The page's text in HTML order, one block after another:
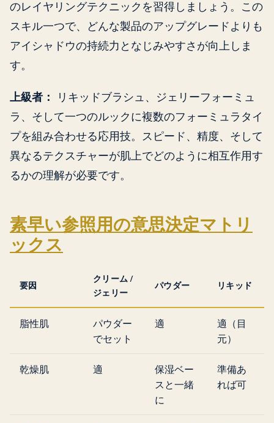
のレイヤリングテクニックを習得しましょう。この
スキル一つで、どんな製品のアップグレードよりも
アイシャドウの持続力となじみやすさが向上しま
す。
上級者：
リキッドブラシュ、ジェリーフォーミュ
ラ、そして一つのルックに複数のフォーミュラタイ
プを組み合わせる応用技。スピード、精度、そして
異なるテクスチャーが肌上でどのように相互作用す
るかの理解が必要です。
素早い参照用の意思決定マトリ
ックス
要因
クリーム /
ジェリー
パウダー リキッド
脂性肌
パウダー
でセット
適
適（目
元）
乾燥肌 適
保湿ベー
スと一緒
に
準備あ
れば可